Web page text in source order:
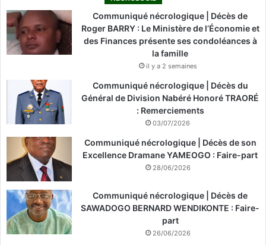
Communiqué nécrologique | Décès de
Roger BARRY : Le Ministère de l’Économie et
des Finances présente ses condoléances à
la famille
il y a 2 semaines
Communiqué nécrologique | Décès du
Général de Division Nabéré Honoré TRAORÉ
: Remerciements
03/07/2026
Communiqué nécrologique | Décès de son
Excellence Dramane YAMEOGO : Faire-part
28/06/2026
Communiqué nécrologique | Décès de
SAWADOGO BERNARD WENDIKONTE : Faire-
part
26/06/2026